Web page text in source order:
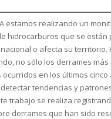
estamos realizando un
hidrocarburos que se están
o afecta su territorio.
no sólo los derrames más
en los últimos cinco
tendencias y
trabajo se realiza
derrames que han sido